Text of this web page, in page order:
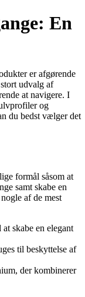
En
er afgørende
udvalg af
at navigere. I
og
du bedst vælger det
formål såsom at
samt skabe en
af de mest
skabe en elegant
til beskyttelse af
der kombinerer